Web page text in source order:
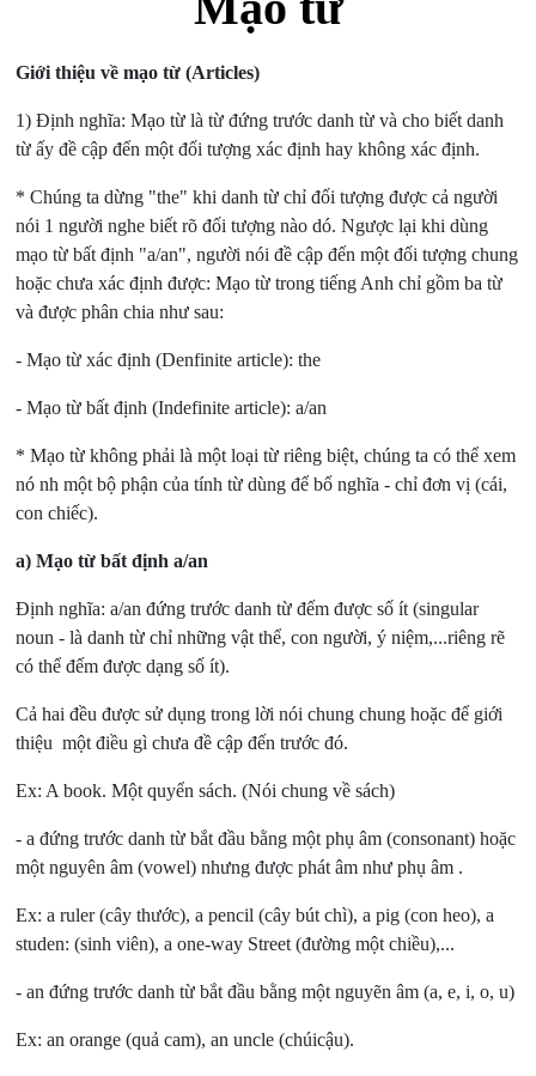
Giới thiệu về mạo từ (Articles)
1) Định nghĩa: Mạo từ là từ đứng trước danh từ và cho biết danh
từ ấy đề cập đến một đối tượng xác định hay không xác định.
* Chúng ta dừng "the" khi danh từ chỉ đối tượng được cả người
nói 1 người nghe biết rõ đối tượng nào dó. Ngược lại khi dùng
mạo từ bất định "a/an", người nói đề cập đến một đối tượng chung
hoặc chưa xác định được: Mạo từ trong tiếng Anh chỉ gồm ba từ
và được phân chia như sau:
- Mạo từ xác định (Denfinite article): the
- Mạo từ bất định (Indefinite article): a/an
* Mạo từ không phải là một loại từ riêng biệt, chúng ta có thể xem
nó nh một bộ phận của tính từ dùng để bổ nghĩa - chỉ đơn vị (cái,
con chiếc).
a) Mạo từ bất định a/an
Định nghĩa: a/an đứng trước danh từ đếm được số ít (singular
noun - là danh từ chỉ những vật thể, con người, ý niệm,...riêng rẽ
có thể đếm được dạng số ít).
Cả hai đều được sử dụng trong lời nói chung chung hoặc để giới
thiệu một điều gì chưa đề cập đến trước đó.
Ex: A book. Một quyển sách. (Nói chung về sách)
- a đứng trước danh từ bắt đầu bằng một phụ âm (consonant) hoặc
một nguyên âm (vowel) nhưng được phát âm như phụ âm .
Ex: a ruler (cây thước), a pencil (cây bút chì), a pig (con heo), a
studen: (sinh viên), a one-way Street (đường một chiều),...
- an đứng trước danh từ bắt đầu bằng một nguyẽn âm (a, e, i, o, u)
Ex: an orange (quả cam), an uncle (chúicậu).